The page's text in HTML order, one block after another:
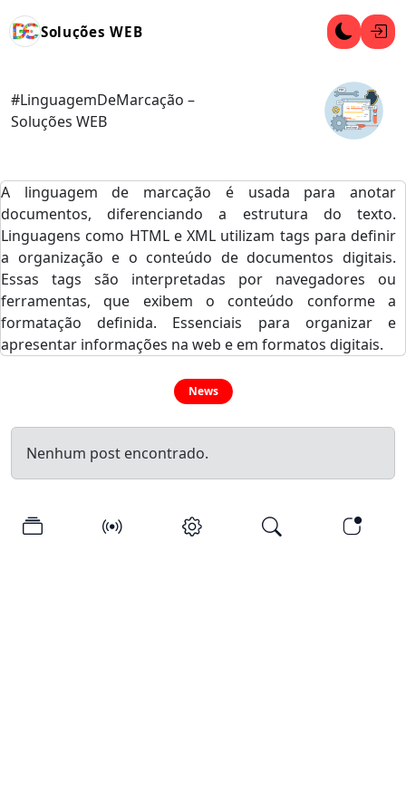
Soluções WEB
#LinguagemDeMarcação –
Soluções WEB
A linguagem de marcação é usada para anotar
documentos, diferenciando a estrutura do texto.
Linguagens como HTML e XML utilizam tags para definir
a organização e o conteúdo de documentos digitais.
Essas tags são interpretadas por navegadores ou
ferramentas, que exibem o conteúdo conforme a
formatação definida. Essenciais para organizar e
apresentar informações na web e em formatos digitais.
News
Nenhum post encontrado.